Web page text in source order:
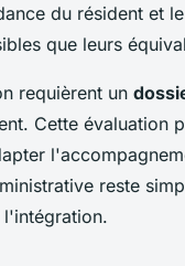
du résident et
que leurs
requièrent un
Cette évaluation
reste